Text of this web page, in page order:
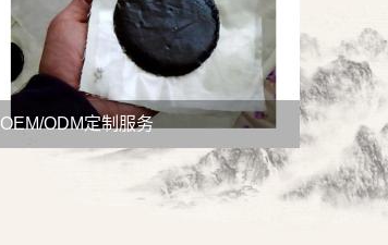
OEM/ODM定制服务